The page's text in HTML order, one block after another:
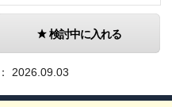
検討中に入れる
2026.09.03